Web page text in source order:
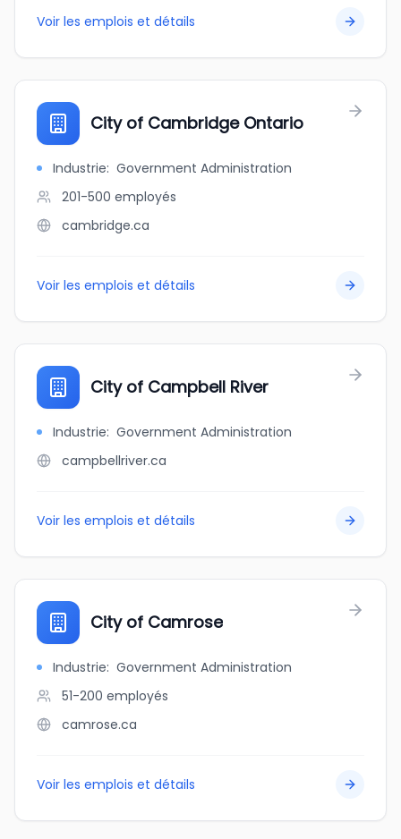
Voir les emplois et détails
City of Cambridge Ontario
Industrie: Government Administration
201-500 employés
cambridge.ca
Voir les emplois et détails
City of Campbell River
Industrie: Government Administration
campbellriver.ca
Voir les emplois et détails
City of Camrose
Industrie: Government Administration
51-200 employés
camrose.ca
Voir les emplois et détails